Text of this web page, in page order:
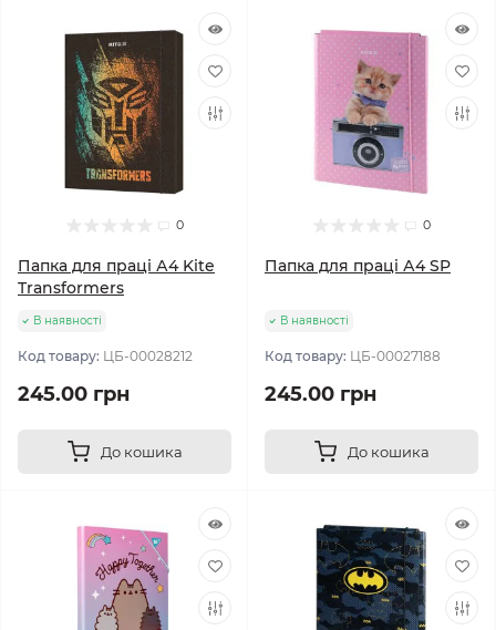
0
Папка для праці А4 Kite
Transformers
В наявності
Код товару: ЦБ-00028212
245.00 грн
До кошика
0
Папка для праці А4 SP
В наявності
Код товару: ЦБ-00027188
245.00 грн
До кошика